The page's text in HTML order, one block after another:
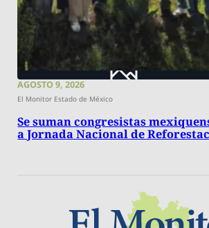
AGOSTO 9, 2026
El Monitor Estado de México
Se suman congresistas
a Jornada Nacional de